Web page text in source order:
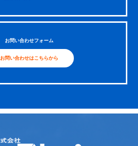
お問い合わせフォーム
お問い合わせはこちらから